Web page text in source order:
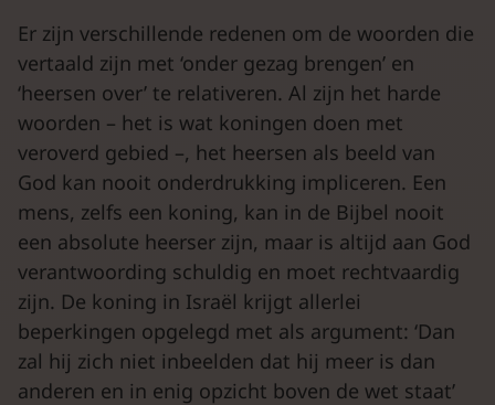
Er zijn verschillende redenen om de woorden die
vertaald zijn met ‘onder gezag brengen’ en
‘heersen over’ te relativeren. Al zijn het harde
woorden – het is wat koningen doen met
veroverd gebied –, het heersen als beeld van
God kan nooit onderdrukking impliceren. Een
mens, zelfs een koning, kan in de Bijbel nooit
een absolute heerser zijn, maar is altijd aan God
verantwoording schuldig en moet rechtvaardig
zijn. De koning in Israël krijgt allerlei
beperkingen opgelegd met als argument: ‘Dan
zal hij zich niet inbeelden dat hij meer is dan
anderen en in enig opzicht boven de wet staat’